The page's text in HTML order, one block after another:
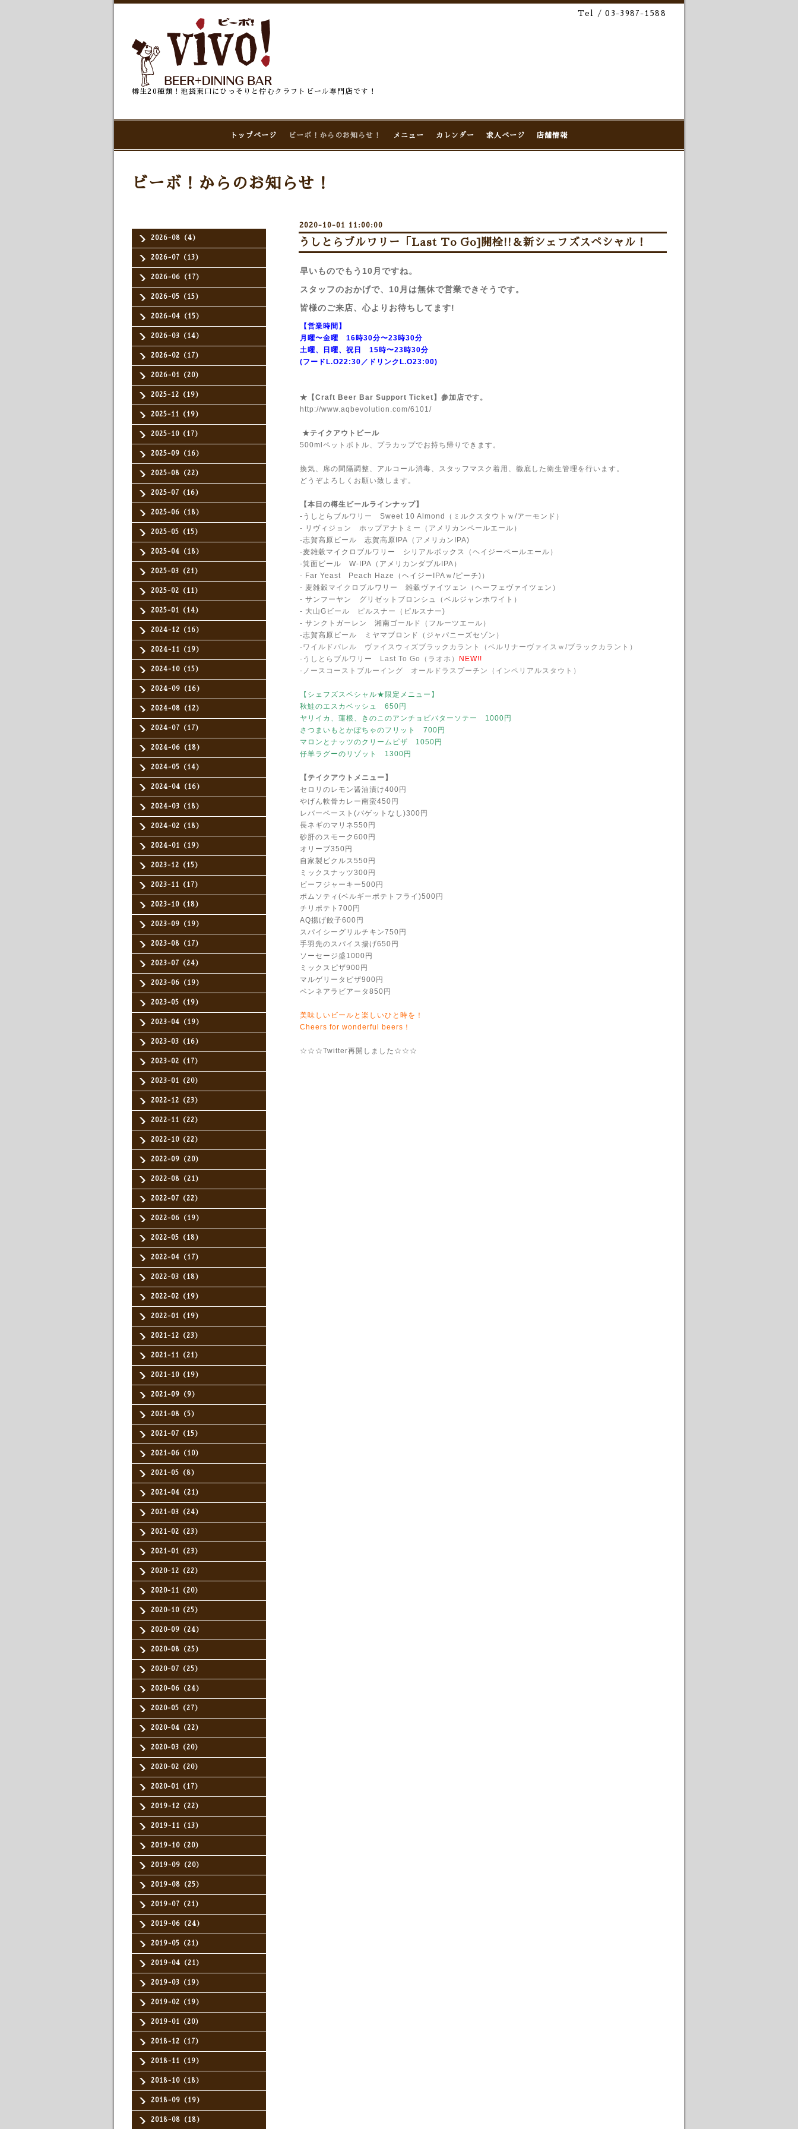
Tel / 03-3987-1588
樽生20種類！池袋東口にひっそりと佇むクラフトビール専門店です！
トップページ ビーボ！からのお知らせ！ メニュー カレンダー 求人ページ 店舗情報
2026-08（4）
2026-07（13）
2026-06（17）
2026-05（15）
2026-04（15）
2026-03（14）
2026-02（17）
2026-01（20）
2025-12（19）
2025-11（19）
2025-10（17）
2025-09（16）
2025-08（22）
2025-07（16）
2025-06（18）
2025-05（15）
2025-04（18）
2025-03（21）
2025-02（11）
2025-01（14）
2024-12（16）
2024-11（19）
2024-10（15）
2024-09（16）
2024-08（12）
2024-07（17）
2024-06（18）
2024-05（14）
2024-04（16）
2024-03（18）
2024-02（18）
2024-01（19）
2023-12（15）
2023-11（17）
2023-10（18）
2023-09（19）
2023-08（17）
2023-07（24）
2023-06（19）
2023-05（19）
2023-04（19）
2023-03（16）
2023-02（17）
2023-01（20）
2022-12（23）
2022-11（22）
2022-10（22）
2022-09（20）
2022-08（21）
2022-07（22）
2022-06（19）
2022-05（18）
2022-04（17）
2022-03（18）
2022-02（19）
2022-01（19）
2021-12（23）
2021-11（21）
2021-10（19）
2021-09（9）
2021-08（5）
2021-07（15）
2021-06（10）
2021-05（8）
2021-04（21）
2021-03（24）
2021-02（23）
2021-01（23）
2020-12（22）
2020-11（20）
2020-10（25）
2020-09（24）
2020-08（25）
2020-07（25）
2020-06（24）
2020-05（27）
2020-04（22）
2020-03（20）
2020-02（20）
2020-01（17）
2019-12（22）
2019-11（13）
2019-10（20）
2019-09（20）
2019-08（25）
2019-07（21）
2019-06（24）
2019-05（21）
2019-04（21）
2019-03（19）
2019-02（19）
2019-01（20）
2018-12（17）
2018-11（19）
2018-10（18）
2018-09（19）
2018-08（18）
ビーボ！からのお知らせ！
2020-10-01 11:00:00
うしとらブルワリー「Last To Go]開栓!!＆新シェフズスペシャル！
早いものでもう10月ですね。
スタッフのおかげで、10月は無休で営業できそうです。
皆様のご来店、心よりお待ちしてます!
【営業時間】
月曜〜金曜 16時30分〜23時30分
土曜、日曜、祝日 15時〜23時30分
(フードL.O22:30／ドリンクL.O23:00)
★【Craft Beer Bar Support Ticket】参加店です。
http://www.aqbevolution.com/6101/
★テイクアウトビール
500mlペットボトル、プラカップでお持ち帰りできます。
換気、席の間隔調整、アルコール消毒、スタッフマスク着用、徹底した衛生管理を行います。
どうぞよろしくお願い致します。
【本日の樽生ビールラインナップ】
-うしとらブルワリー Sweet 10 Almond（ミルクスタウトｗ/アーモンド）
- リヴィジョン ホップアナトミー（アメリカンペールエール）
-志賀高原ビール 志賀高原IPA（アメリカンIPA)
-麦雑穀マイクロブルワリー シリアルボックス（ヘイジーペールエール）
-箕面ビール W-IPA（アメリカンダブルIPA）
- Far Yeast Peach Haze（ヘイジーIPAｗ/ピーチ)）
- 麦雑穀マイクロブルワリー 雑穀ヴァイツェン（ヘーフェヴァイツェン）
- サンフーヤン グリゼットブロンシュ（ベルジャンホワイト）
- 大山Gビール ピルスナー（ピルスナー)
- サンクトガーレン 湘南ゴールド（フルーツエール）
-志賀高原ビール ミヤマブロンド（ジャパニーズセゾン）
-ワイルドバレル ヴァイスウィズブラックカラント（ベルリナーヴァイスｗ/ブラックカラント）
-うしとらブルワリー Last To Go（ラオホ）
NEW!!
-ノースコーストブルーイング オールドラスプーチン（インペリアルスタウト）
【シェフズスペシャル★限定メニュー】
秋鮭のエスカベッシュ 650円
ヤリイカ、蓮根、きのこのアンチョビバターソテー 1000円
さつまいもとかぼちゃのフリット 700円
マロンとナッツのクリームピザ 1050円
仔羊ラグーのリゾット 1300円
【テイクアウトメニュー】
セロリのレモン醤油漬け400円
やげん軟骨カレー南蛮450円
レバーペースト(バゲットなし)300円
長ネギのマリネ550円
砂肝のスモーク600円
オリーブ350円
自家製ピクルス550円
ミックスナッツ300円
ビーフジャーキー500円
ポムソティ(ベルギーポテトフライ)500円
チリポテト700円
AQ揚げ餃子600円
スパイシーグリルチキン750円
手羽先のスパイス揚げ650円
ソーセージ盛1000円
ミックスピザ900円
マルゲリータピザ900円
ペンネアラビアータ850円
美味しいビールと楽しいひと時を！
Cheers for wonderful beers！
☆☆☆Twitter再開しました☆☆☆